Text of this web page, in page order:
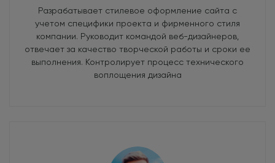
Разрабатывает стилевое оформление сайта с
учетом специфики проекта и фирменного стиля
компании. Руководит командой веб-дизайнеров,
отвечает за качество творческой работы и сроки ее
выполнения. Контролирует процесс технического
воплощения дизайна